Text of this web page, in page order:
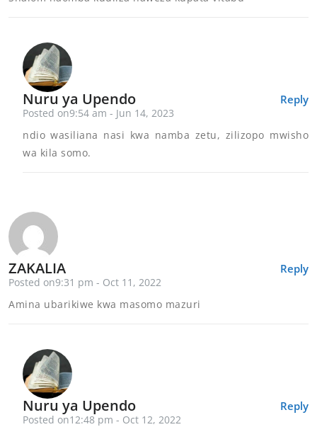
Reply
Nuru ya Upendo
Posted on9:54 am - Jun 14, 2023
ndio wasiliana nasi kwa namba zetu, zilizopo mwisho
wa kila somo.
Reply
ZAKALIA
Posted on9:31 pm - Oct 11, 2022
Amina ubarikiwe kwa masomo mazuri
Reply
Nuru ya Upendo
Posted on12:48 pm - Oct 12, 2022